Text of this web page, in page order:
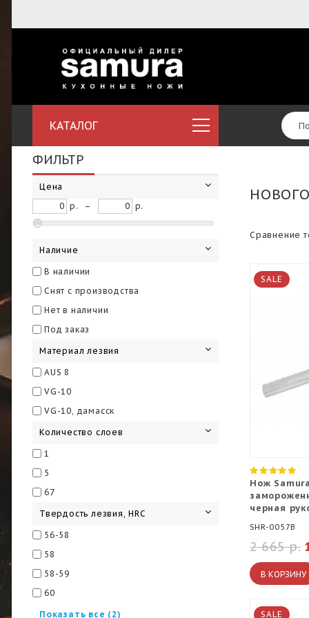
КАТАЛОГ
ФИЛЬТР
Цена
р.
– р.
Наличие
В наличии
Снят с производства
Нет в наличии
Под заказ
Материал лезвия
AUS 8
VG-10
VG-10, дамасск
Количество слоев
1
5
67
Твердость лезвия, HRC
56-58
58
58-59
60
60-61
Показать все (2)
Сравнение
SALE
Нож
черная
SHR-0057B
2 665 р.
В КОРЗИНУ
SALE